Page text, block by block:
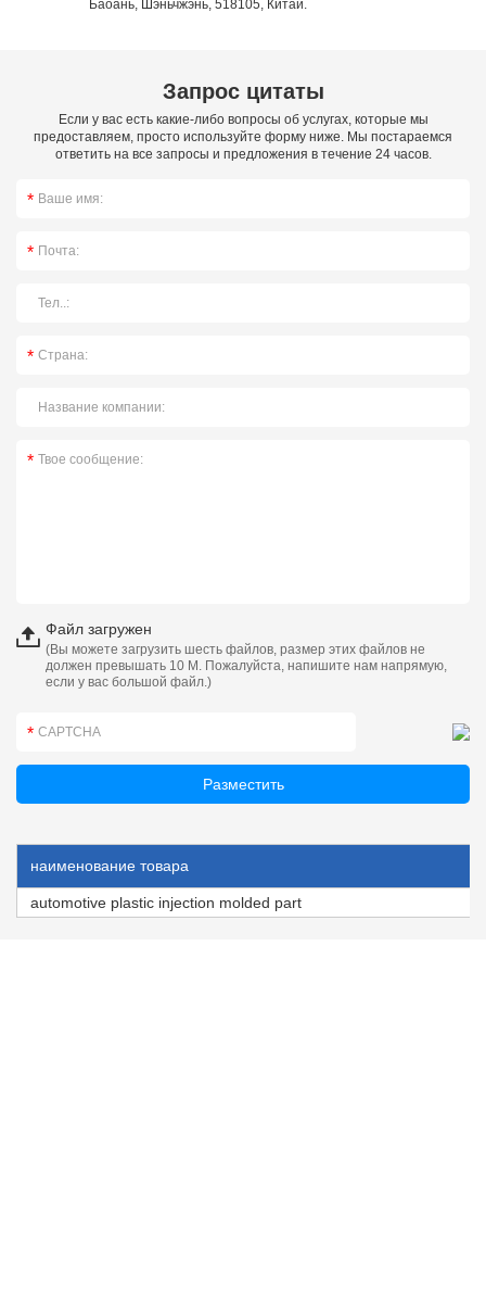
Баоань, Шэньчжэнь, 518105, Китай.
Запрос цитаты
Если у вас есть какие-либо вопросы об услугах, которые мы
предоставляем, просто используйте форму ниже. Мы постараемся
ответить на все запросы и предложения в течение 24 часов.
Файл загружен
(Вы можете загрузить шесть файлов, размер этих файлов не
должен превышать 10 М. Пожалуйста, напишите нам напрямую,
если у вас большой файл.)
наименование товара
automotive plastic injection molded part